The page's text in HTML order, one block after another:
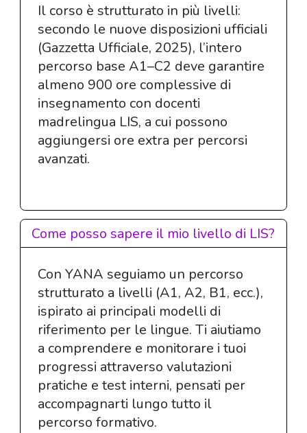
Il corso è strutturato in più livelli:
secondo le nuove disposizioni ufficiali
(Gazzetta Ufficiale, 2025), l’intero
percorso base A1–C2 deve garantire
almeno 900 ore complessive di
insegnamento con docenti
madrelingua LIS, a cui possono
aggiungersi ore extra per percorsi
avanzati.
Come posso sapere il mio livello di LIS?
Con YANA seguiamo un percorso
strutturato a livelli (A1, A2, B1, ecc.),
ispirato ai principali modelli di
riferimento per le lingue. Ti aiutiamo
a comprendere e monitorare i tuoi
progressi attraverso valutazioni
pratiche e test interni, pensati per
accompagnarti lungo tutto il
percorso formativo.